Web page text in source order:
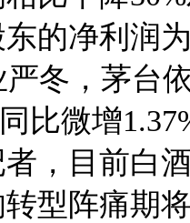
的净利润
冬，茅台
比微增
，目前白
型阵痛期